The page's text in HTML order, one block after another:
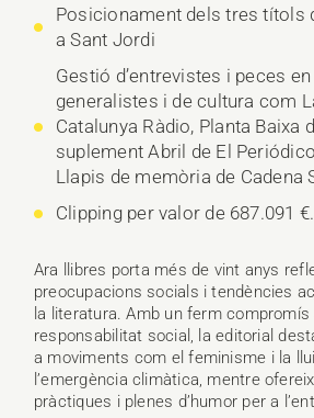
Posicionament dels tres títols
a Sant Jordi
Gestió d’entrevistes i peces
generalistes i de cultura com
Catalunya Ràdio, Planta Baixa
suplement Abril de El
Llapis de memòria de Cadena
Clipping per valor de 687.091 €.
Ara llibres porta més de vint anys
preocupacions socials i tendències
la literatura. Amb un ferm compromís
responsabilitat social, la editorial
a moviments com el feminisme i la
l’emergència climàtica, mentre
pràctiques i plenes d’humor per a